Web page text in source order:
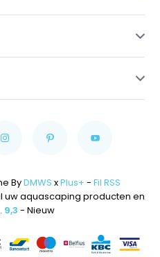
ByDMWS xPlus+ - Fil RSS
uw aquascaping producten en
9,3 - Nieuw